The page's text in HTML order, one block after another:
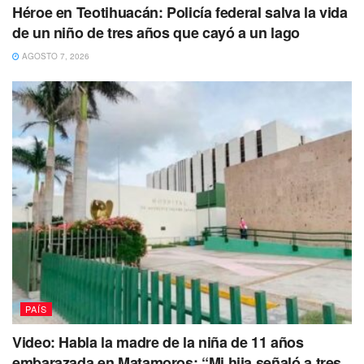
#DiscreciónImágenes del derrumbe de hoy
en una obra de calle Peñoles, en la colonia
Los empleados Julio de 29 y Juan Antonio
de 25, fueron reportados fuera de peligro.
@SandraCuevas
ya clausuró la obra.
pic.twitter.com/G579y2t1Rx
— Fuentes David (@davidfuentes_)
May 6,
2023
Las imágenes están dando la vuela en redes sociales y
el video del derrumbe en la Cuauhtémoc ya suma
diversos comentarios como:
Es un milagro que estén vivos.
Qué desgracia.
Héroe en Teotihuacán: Policía federal salva la vida
de un niño de tres años que cayó a un lago
AGOSTO 7, 2026
PAÍS
Video: Habla la madre de la niña de 11 años